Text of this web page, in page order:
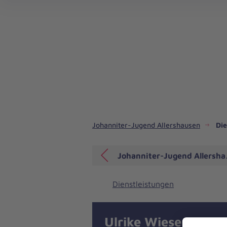
Johanniter-Jugend Allershausen
Johanniter-Jugend
Dienstleistungen
Ulrike Wieser